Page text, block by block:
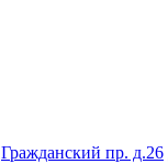
Гражданский пр. д.26